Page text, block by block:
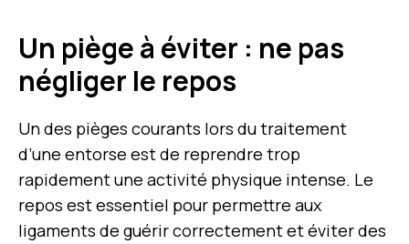
Un piège à éviter : ne pas
négliger le repos
Un des pièges courants lors du traitement
d’une entorse est de reprendre trop
rapidement une activité physique intense. Le
repos est essentiel pour permettre aux
ligaments de guérir correctement et éviter des